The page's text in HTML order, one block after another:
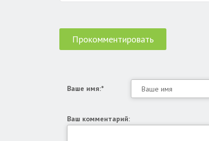
Прокомментировать
Ваше имя:*
Ваш комментарий: